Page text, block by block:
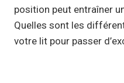
position peut entraîner
Quelles sont les
votre lit pour passer